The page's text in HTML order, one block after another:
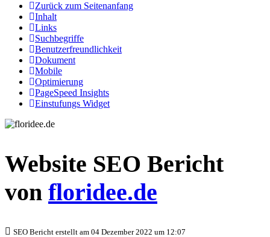
Zurück zum Seitenanfang
Inhalt
Links
Suchbegriffe
Benutzerfreundlichkeit
Dokument
Mobile
Optimierung
PageSpeed Insights
Einstufungs Widget
Website SEO Bericht
von floridee.de
SEO Bericht erstellt am 04 Dezember 2022 um 12:07